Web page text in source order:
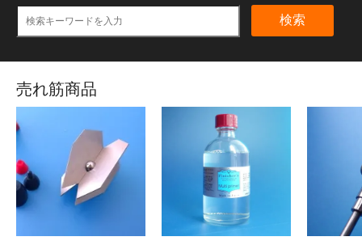
検索
売れ筋商品